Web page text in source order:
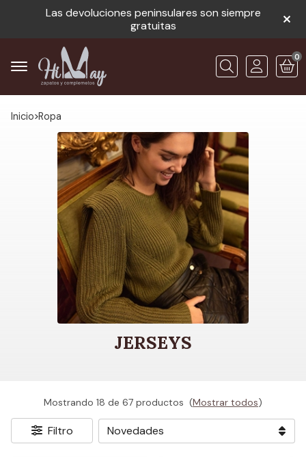
Las devoluciones peninsulares son siempre
gratuitas
Buscar
0
Inicio ropa
JERSEYS
Mostrando 18 de 67 productos (Mostrar todos)
Filtro